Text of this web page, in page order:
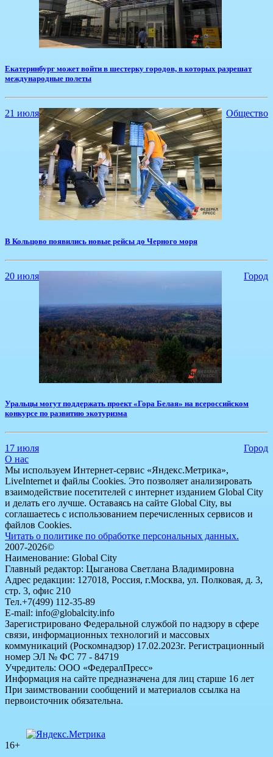
Екатеринбург может войти в шестерку городов, в которых разрешат
международные полеты
21 июля Общество
В Кольцово появились новые рейсы до Черного моря
20 июля Город
Уральцы могут поддержать проект «Гора Белая» на всероссийском
конкурсе по развитию экотуризма
17 июля
Город
О нас
Мы используем Интернет-сервис «Яндекс.Метрика»,
LiveInternet и файлы Cookies. Это позволяет анализировать
взаимодействие посетителей с интернет изданием Global City
и делать его лучше. Оставаясь на сайте Global City, вы
соглашаетесь с использованием перечисленных сервисов и
файлов Cookies.
Читать о политике по обработке персональных данных.
2007-2026©
Наименование: Global City
Главный редактор: Цыганова Светлана Владимировна
Адрес редакции: 127018, Россия, г.Москва, ул. Полковая, д. 3,
стр. 3, офис 210
Тел.+7(499) 112-35-89
E-mail: info@globalcity.info
Зарегистрировано Федеральной службой по надзору в сфере
связи, информационных технологий и массовых
коммуникаций (Роскомнадзор) 17.02.2023г. Регистрационный
номер ЭЛ № ФС 77 - 84719
Учредитель: ООО «ФедералПресс»
Информация на сайте предназначена для лиц старше 16 лет
При заимствовании сообщений и материалов ссылка на
первоисточник обязательна.
16+